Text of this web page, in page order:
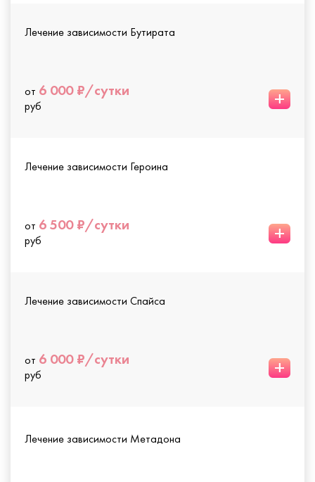
Лечение зависимости Бутирата
от 6 000 ₽/сутки
руб +
Лечение зависимости Героина
от 6 500 ₽/сутки
руб +
Лечение зависимости Спайса
от 6 000 ₽/сутки
руб +
Лечение зависимости Метадона